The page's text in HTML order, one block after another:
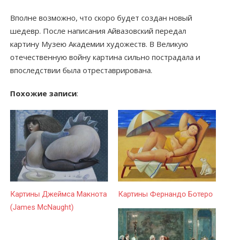
Вполне возможно, что скоро будет создан новый
шедевр. После написания Айвазовский передал
картину Музею Академии художеств. В Великую
отечественную войну картина сильно пострадала и
впоследствии была отреставрирована.
Похожие записи:
Картины Джеймса Макнота
(James McNaught)
Картины Фернандо Ботеро